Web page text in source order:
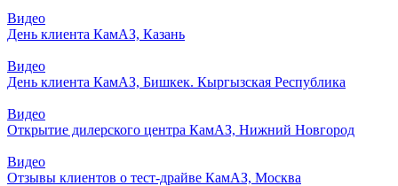
Видео
День клиента КамАЗ, Казань
Видео
День клиента КамАЗ, Бишкек. Кыргызская Республика
Видео
Открытие дилерского центра КамАЗ, Нижний Новгород
Видео
Отзывы клиентов о тест-драйве КамАЗ, Москва